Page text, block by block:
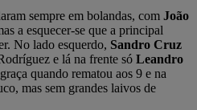
sempre em bolandas, com João
a esquecer-se que a principal
No lado esquerdo, Sandro Cruz
e lá na frente só Leandro
quando rematou aos 9 e na
mas sem grandes laivos de